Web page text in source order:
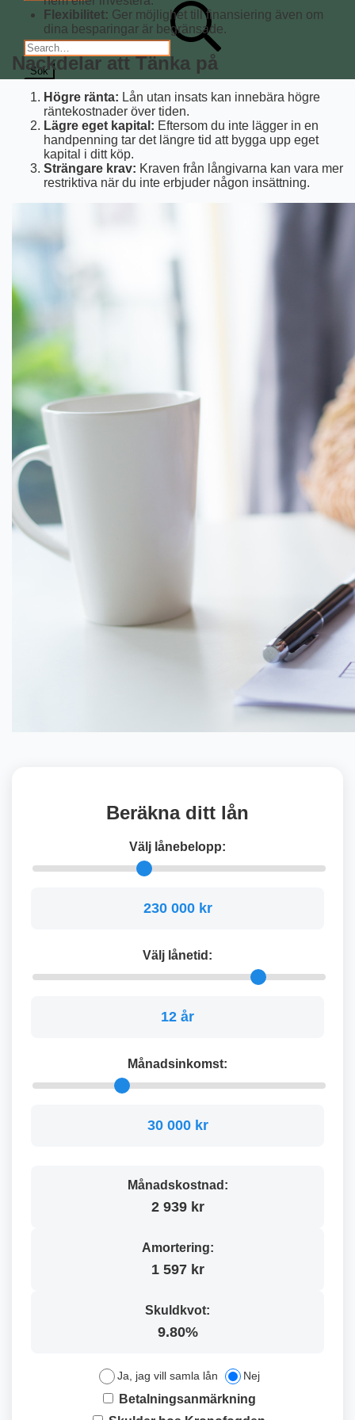
Search
Sök
efter:Flexibilitet: Ger möjlighet till finansiering även om
dina besparingar är begränsade.
Nackdelar att Tänka på
Högre ränta: Lån utan insats kan innebära högre
räntekostnader över tiden.
Lägre eget kapital: Eftersom du inte lägger in en
handpenning tar det längre tid att bygga upp eget
kapital i ditt köp.
Strängare krav: Kraven från långivarna kan vara mer
restriktiva när du inte erbjuder någon insättning.
Beräkna ditt lån
Välj lånebelopp:
230 000 kr
Välj lånetid:
12 år
Månadsinkomst:
30 000 kr
Månadskostnad:
2 939 kr
Amortering:
1 597 kr
Skuldkvot:
9.80%
Ja, jag vill samla lån Nej
Betalningsanmärkning